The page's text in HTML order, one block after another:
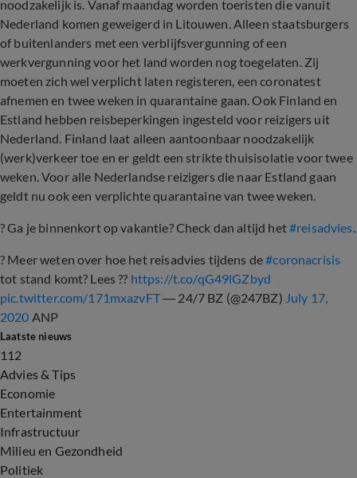
noodzakelijk is. Vanaf maandag worden toeristen die vanuit
Nederland komen geweigerd in Litouwen. Alleen staatsburgers
of buitenlanders met een verblijfsvergunning of een
werkvergunning voor het land worden nog toegelaten. Zij
moeten zich wel verplicht laten registeren, een coronatest
afnemen en twee weken in quarantaine gaan. Ook Finland en
Estland hebben reisbeperkingen ingesteld voor reizigers uit
Nederland. Finland laat alleen aantoonbaar noodzakelijk
(werk)verkeer toe en er geldt een strikte thuisisolatie voor twee
weken. Voor alle Nederlandse reizigers die naar Estland gaan
geldt nu ook een verplichte quarantaine van twee weken.
? Ga je binnenkort op vakantie? Check dan altijd het#reisadvies.
? Meer weten over hoe het reisadvies tijdens de#coronacrisis
tot stand komt? Lees ?? https://t.co/qG49lGZbyd
pic.twitter.com/171mxazvFT— 24/7 BZ (@247BZ) July 17,
2020 ANP
Laatste nieuws
112
Advies & Tips
Economie
Entertainment
Infrastructuur
Milieu en Gezondheid
Politiek